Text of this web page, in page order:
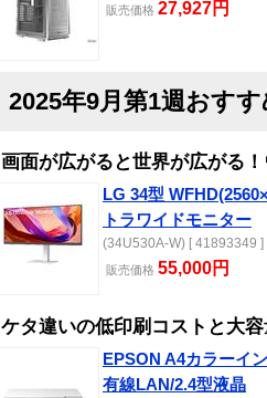
販売価格 27,927円
2025年9月第1週おす
画面が広がると世界が広がる
LG 34型
トラワイドモニター
(34U530A-W) [ 41893349 ]
販売価格 55,000円
ケタ違いの低印刷コストと大
EPSON A4カラーイ
有線LAN/2.4型液晶